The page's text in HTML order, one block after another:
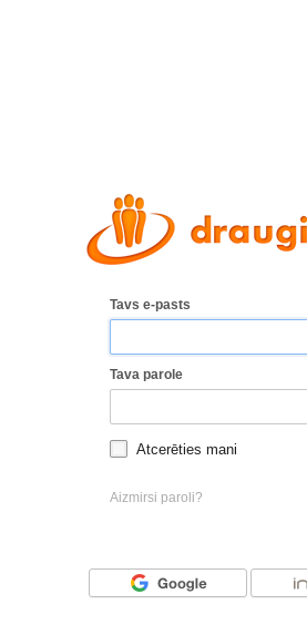
Tavs e-pasts
Tava parole
Atcerēties mani
Aizmirsi paroli?